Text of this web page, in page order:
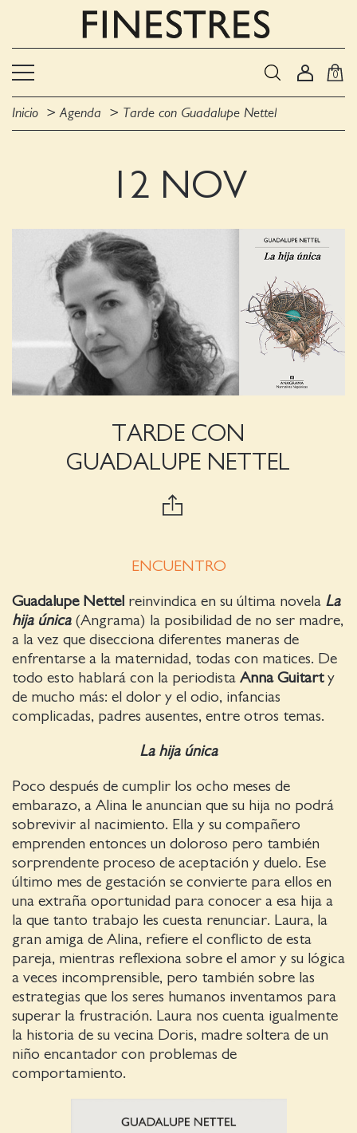
0
Inicio Agenda Tarde con Guadalupe Nettel
12 NOV
TARDE CON
GUADALUPE NETTEL
ENCUENTRO
Guadalupe Nettel reinvindica en su última novela La
hija única(Angrama) la posibilidad de no ser madre,
a la vez que disecciona diferentes maneras de
enfrentarse a la maternidad, todas con matices. De
todo esto hablará con la periodista Anna Guitarty
de mucho más: el dolor y el odio, infancias
complicadas, padres ausentes, entre otros temas.
La hija única
Poco después de cumplir los ocho meses de
embarazo, a Alina le anuncian que su hija no podrá
sobrevivir al nacimiento. Ella y su compañero
emprenden entonces un doloroso pero también
sorprendente proceso de aceptación y duelo. Ese
último mes de gestación se convierte para ellos en
una extraña oportunidad para conocer a esa hija a
la que tanto trabajo les cuesta renunciar. Laura, la
gran amiga de Alina, refiere el conflicto de esta
pareja, mientras reflexiona sobre el amor y su lógica
a veces incomprensible, pero también sobre las
estrategias que los seres humanos inventamos para
superar la frustración. Laura nos cuenta igualmente
la historia de su vecina Doris, madre soltera de un
niño encantador con problemas de
comportamiento.